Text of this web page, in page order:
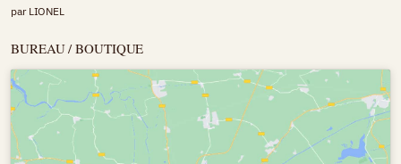
par LIONEL
BUREAU / BOUTIQUE